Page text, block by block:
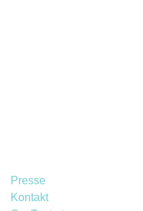
Presse
Kontakt